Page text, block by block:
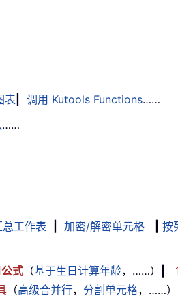
表 调用 Kutools Functions……
……
总工作表 加密/解密单元格
按
公式 （基于生日计算年龄，……）
（高级合并行， 分割单元格，……）